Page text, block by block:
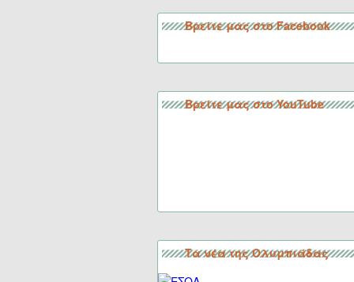
Βρείτε μας στο Facebook
Βρείτε μας στο YouTube
Τα νέα της Ολυμπιάδας